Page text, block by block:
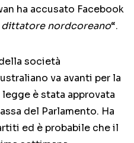
ha accusato Facebook
nordcoreano“.
società
va avanti per la
è stata approvata
del Parlamento. Ha
ed è probabile che il